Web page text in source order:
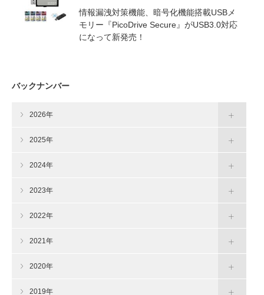
情報漏洩対策機能、暗号化機能搭載USBメ
モリー『PicoDrive Secure』がUSB3.0対応
になって新発売！
バックナンバー
2026年
2025年
2024年
2023年
2022年
2021年
2020年
2019年